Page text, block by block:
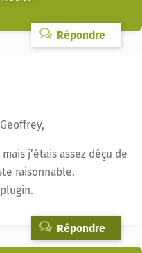
Répondre
j’étais assez déçu de
raisonnable.
Répondre